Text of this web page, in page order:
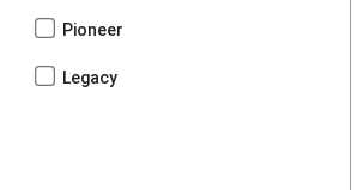
Pioneer
Legacy